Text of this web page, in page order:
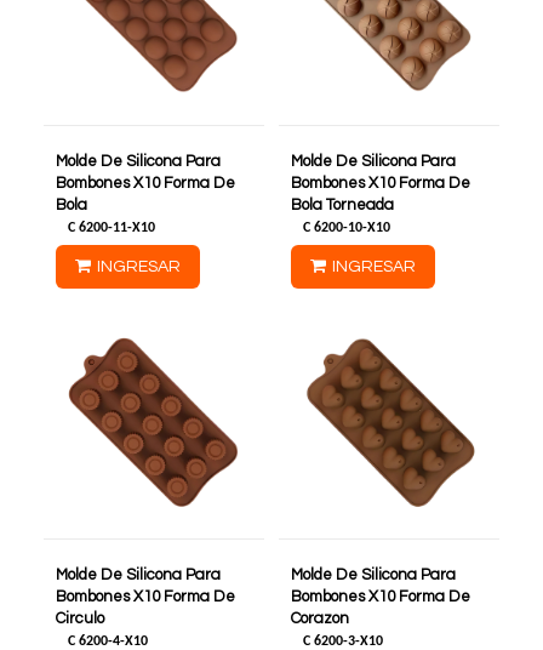
Molde De Silicona Para
Bombones X10 Forma De
Bola
C 6200-11-X10
INGRESAR
Molde De Silicona Para
Bombones X10 Forma De
Bola Torneada
C 6200-10-X10
INGRESAR
Molde De Silicona Para
Bombones X10 Forma De
Circulo
C 6200-4-X10
Molde De Silicona Para
Bombones X10 Forma De
Corazon
C 6200-3-X10